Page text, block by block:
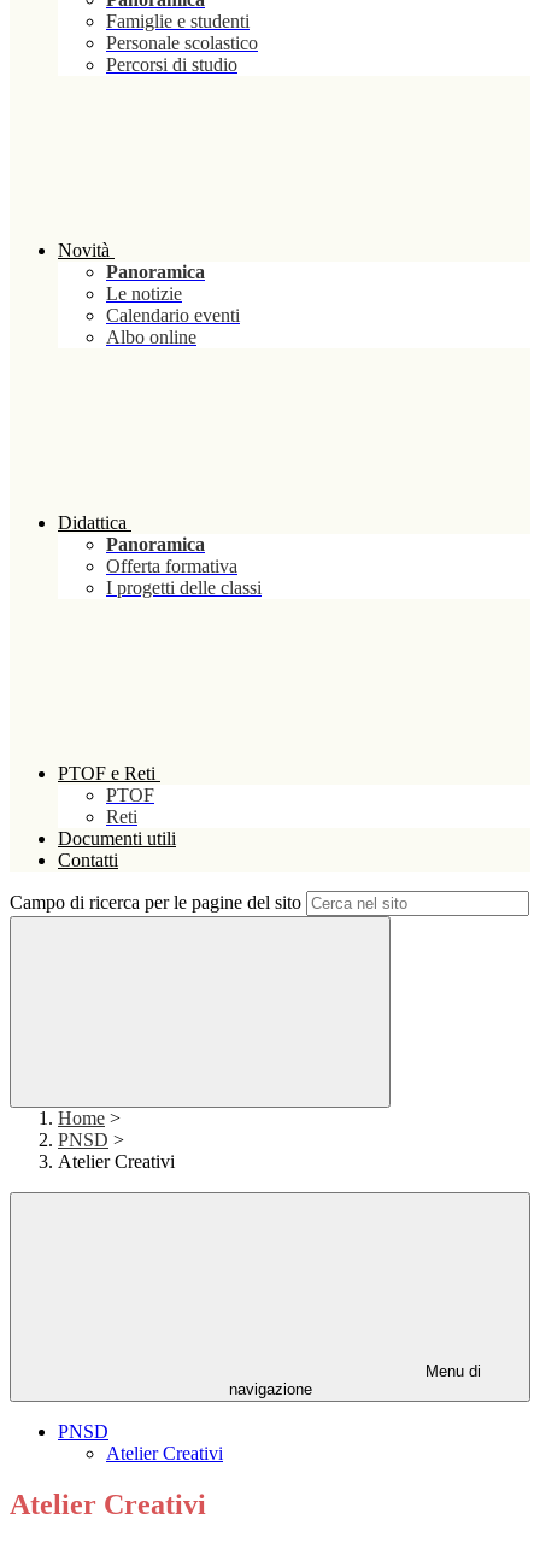
Famiglie e studenti
Personale scolastico
Percorsi di studio
Novità
Panoramica
Le notizie
Calendario eventi
Albo online
Didattica
Panoramica
Offerta formativa
I progetti delle classi
PTOF e Reti
PTOF
Reti
Documenti utili
Contatti
Campo di ricerca per le pagine del sito
Home >
PNSD >
Atelier Creativi
Menu di
navigazione
PNSD
Atelier Creativi
Atelier Creativi